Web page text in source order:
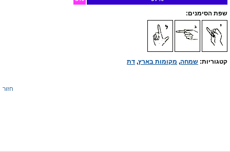
שפת הסימנים:
קטגוריות: שמחה, מקומות בארץ, דת
חזור